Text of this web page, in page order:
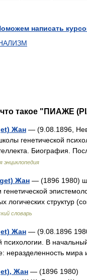
написать
такое "ПИАЖЕ
Жан — (9.08.1896,
генетической
Биография.
энциклопедия
Жан — (1896 1980)
генетической
логических структур
словарь
Жан — (9.08.1896
психологии. В
неразделенность
Жан — (1896 1980)